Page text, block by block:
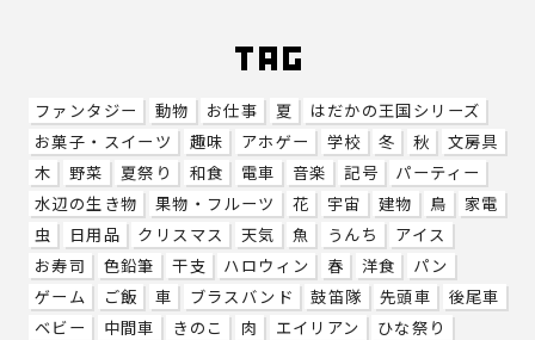
ファンタジー 動物 お仕事 夏
はだかの王国シリーズ
お菓子・スイーツ
趣味 アホゲー 学校 冬 秋
文房具
木
野菜 夏祭り 和食 電車 音楽 記号
パーティー
水辺の生き物
果物・フルーツ 花 宇宙 建物 鳥
家電
虫
日用品 クリスマス 天気 魚 うんち
アイス
お寿司
色鉛筆 干支 ハロウィン 春 洋食
パン
ゲーム
ご飯 車 ブラスバンド 鼓笛隊 先頭車
後尾車
ベビー
中間車 きのこ 肉 エイリアン
ひな祭り